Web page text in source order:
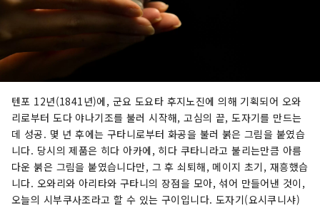
텐포 12년(1841년)에, 군요 도요타 후지노진에 의해 기획되어 오와
리로부터 도다 야나기조를 불러 시작해, 고심의 끝, 도자기를 만드는
데 성공. 몇 년 후에는 구타니로부터 화공을 불러 붉은 그림을 붙였습
니다. 당시의 제품은 히다 아카에, 히다 쿠타니라고 불리는만큼 아름
다운 붉은 그림을 붙였습니다만, 그 후 쇠퇴해, 메이지 초기, 재흥했습
니다. 오와리와 아리타와 구타니의 장점을 모아, 섞어 만들어낸 것이,
오늘의 시부쿠사조라고 할 수 있는 구이입니다. 도자기(요시쿠니샤)